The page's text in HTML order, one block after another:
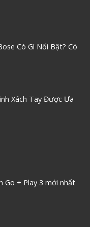
Có Gì Nổi Bật? Có
Xách Tay Được Ưa
Go + Play 3 mới nhất